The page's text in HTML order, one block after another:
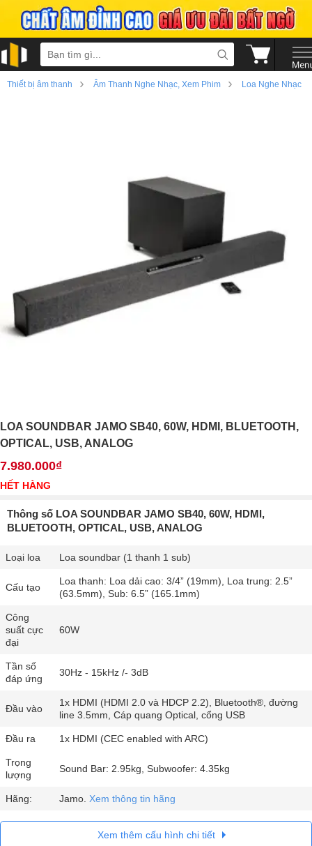
Thiết bị âm thanh › Âm Thanh Nghe Nhạc, Xem Phim › Loa Nghe Nhạc
LOA SOUNDBAR JAMO SB40, 60W, HDMI, BLUETOOTH,
OPTICAL, USB, ANALOG
7.980.000₫
HẾT HÀNG
Thông số LOA SOUNDBAR JAMO SB40, 60W, HDMI,
BLUETOOTH, OPTICAL, USB, ANALOG
Loại loa Loa soundbar (1 thanh 1 sub)
Cấu tạo
Loa thanh: Loa dải cao: 3/4” (19mm), Loa trung: 2.5”
(63.5mm), Sub: 6.5” (165.1mm)
Công
suất cực
đại
60W
Tần số
đáp ứng
30Hz - 15kHz /- 3dB
Đầu vào
1x HDMI (HDMI 2.0 và HDCP 2.2), Bluetooth®, đường
line 3.5mm, Cáp quang Optical, cổng USB
Đầu ra 1x HDMI (CEC enabled with ARC)
Trọng
lượng
Sound Bar: 2.95kg, Subwoofer: 4.35kg
Hãng: Jamo. Xem thông tin hãng
Xem thêm cấu hình chi tiết